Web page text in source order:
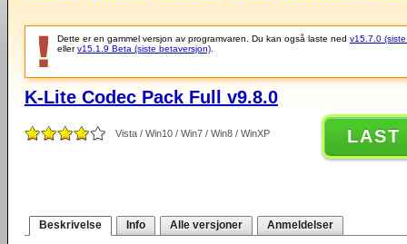
Dette er en gammel versjon av programvaren. Du kan også laste ned v15.7.0
ellerv15.1.9 Beta (siste betaversjon)
K-Lite Codec Pack Full v9.8.0
Vista / Win10 / Win7 / Win8 / WinXP LAST
Beskrivelse Info Alle versjoner Anmeldelser